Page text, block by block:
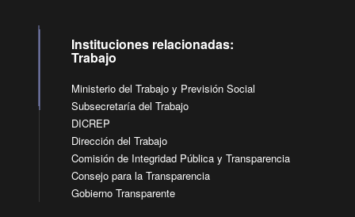
Instituciones relacionadas:
Trabajo
Ministerio del Trabajo y Previsión Social
Subsecretaría del Trabajo
DICREP
Dirección del Trabajo
Comisión de Integridad Pública y Transparencia
Consejo para la Transparencia
Gobierno Transparente